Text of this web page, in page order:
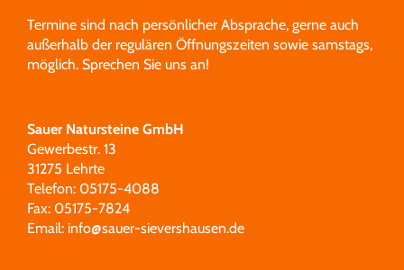
Termine sind nach persönlicher Absprache, gerne auch
außerhalb der regulären Öffnungszeiten sowie samstags,
möglich. Sprechen Sie uns an!
Sauer Natursteine GmbH
Gewerbestr. 13
31275 Lehrte
Telefon: 05175-4088
Fax: 05175-7824
Email: info@sauer-sievershausen.de